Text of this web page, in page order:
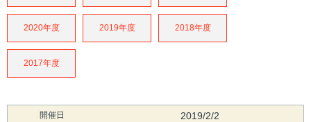
2020年度 2019年度 2018年度
2017年度
開催日 2019/2/2